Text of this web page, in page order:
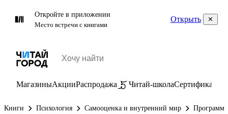
Откройте в приложении
Место встречи с книгами
Открыть
МагазиныАкцииРаспродажа Читай-школаСертификаты
Книги Психология Самооценка и внутренний мир